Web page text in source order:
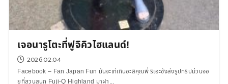
เจอนารูโตะที่ฟูจิคิวไฮแลนด์!
2026.02.04
Facebook – Fan Japan Fun มันจะเท่เกินอะสิคุณพี่ ริเอะซังส่งรูปทริปม่วนจอ
ยที่สวนสนุก Fuji-Q Highland มาฝา...